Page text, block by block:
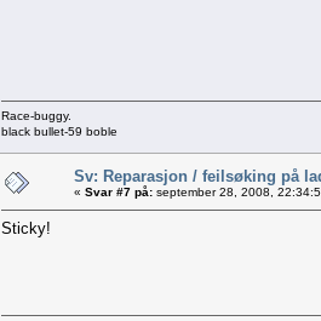
Race-buggy.
black bullet-59 boble
Sv: Reparasjon / feilsøking på
« Svar #7 på: september 28, 2008,
Sticky!